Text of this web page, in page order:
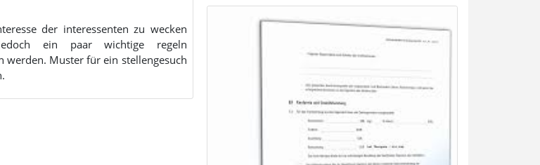
der interessenten zu wecken
ein paar wichtige regeln
für ein stellengesuch